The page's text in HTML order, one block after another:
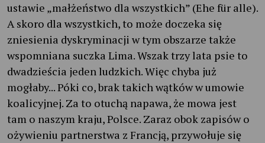
ustawie „małżeństwo dla wszystkich” (Ehe für alle).
A skoro dla wszystkich, to może doczeka się
zniesienia dyskryminacji w tym obszarze także
wspomniana suczka Lima. Wszak trzy lata psie to
dwadzieścia jeden ludzkich. Więc chyba już
mogłaby... Póki co, brak takich wątków w umowie
koalicyjnej. Za to otuchą napawa, że mowa jest
tam o naszym kraju, Polsce. Zaraz obok zapisów o
ożywieniu partnerstwa z Francją, przywołuje się